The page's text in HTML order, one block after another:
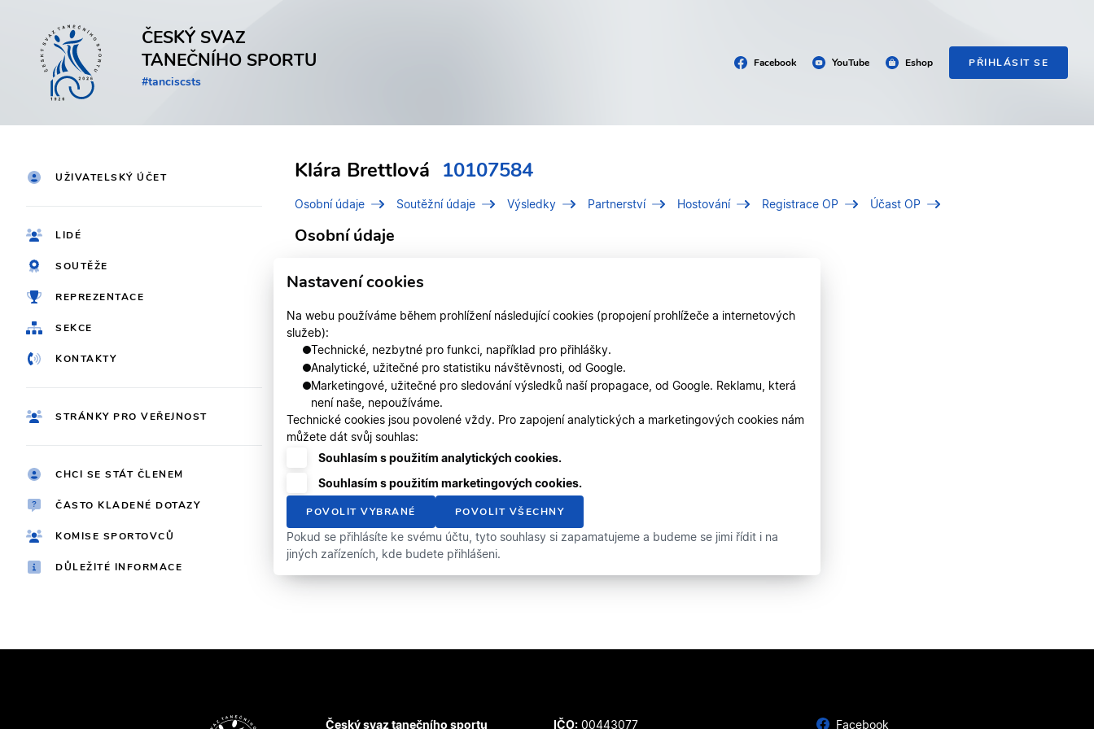
ČESKÝ SVAZ
TANEČNÍHO SPORTU
#tanciscsts
Facebook YouTube Eshop PŘIHLÁSIT SE
UŽIVATELSKÝ ÚČET
LIDÉ
SOUTĚŽE
REPREZENTACE
SEKCE
KONTAKTY
STRÁNKY PRO VEŘEJNOST
CHCI SE STÁT ČLENEM
ČASTO KLADENÉ DOTAZY
KOMISE SPORTOVCŮ
DŮLEŽITÉ INFORMACE
Klára Brettlová 10107584
Osobní údaje Soutěžní údaje Výsledky Partnerství Hostování Registrace OP Účast OP
Osobní údaje
Identifikační číslo (IDT)
Registrován v klubu ATK STANDARD CHEB
Český svaz tanečního sportu IČO:00443077 Facebook
Nastavení cookies
Na webu používáme během prohlížení následující cookies (propojení prohlížeče a internetových
služeb):
Technické, nezbytné pro funkci, například pro přihlášky.
Analytické, užitečné pro statistiku návštěvnosti, od Google.
Marketingové, užitečné pro sledování výsledků naší propagace, od Google. Reklamu, která
není naše, nepoužíváme.
Technické cookies jsou povolené vždy. Pro zapojení analytických a marketingových cookies nám
můžete dát svůj souhlas:
Souhlasím s použitím analytických cookies.
Souhlasím s použitím marketingových cookies.
POVOLIT VYBRANÉ POVOLIT VŠECHNY
Pokud se přihlásíte ke svému účtu, tyto souhlasy si zapamatujeme a budeme se jimi řídit i na
jiných zařízeních, kde budete přihlášeni.